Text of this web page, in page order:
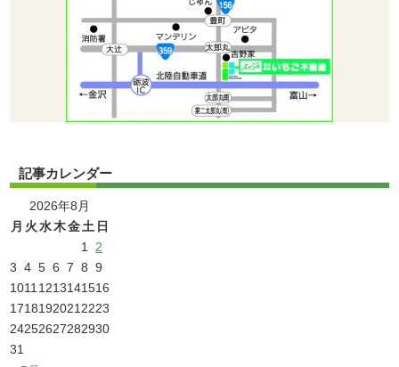
記事カレンダー
2026年8月
月 火 水木金土 日
1 2
3 4 5 6 7 8 9
10111213141516
17181920212223
24252627282930
31